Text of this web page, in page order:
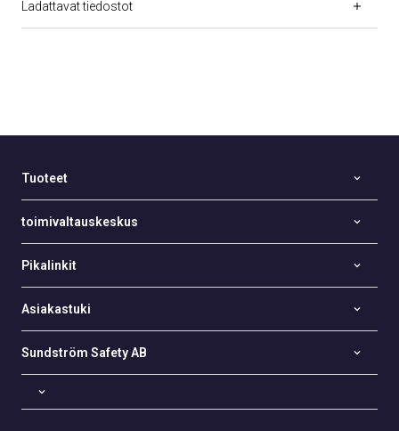
Ladattavat tiedostot
Tuoteet
toimivaltauskeskus
Pikalinkit
Asiakastuki
Sundström Safety AB